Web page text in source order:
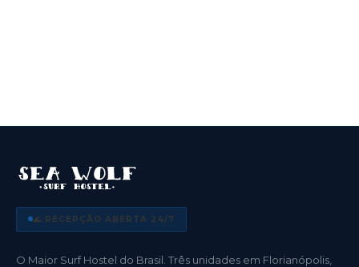
🌊 RECEPÇÃO ABERTA 24/7
O Maior Surf Hostel do Brasil. Três unidades em Florianópolis,